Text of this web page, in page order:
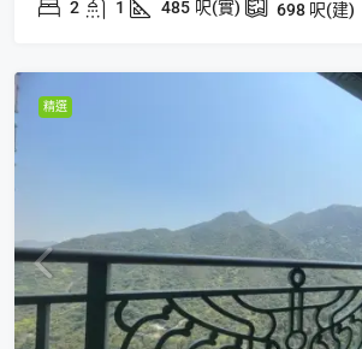
2 1 485 呎(實) 698 呎(建)
精選